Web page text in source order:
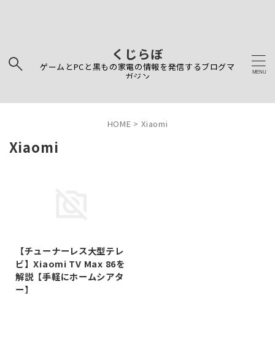
くじらぼ
ゲームとPCと黒もの家電の情報を発信するブログマ
ガジン
HOME > Xiaomi
Xiaomi
【チューナーレス大型テレ
ビ】Xiaomi TV Max 86を
解説【手軽にホームシアタ
ー】